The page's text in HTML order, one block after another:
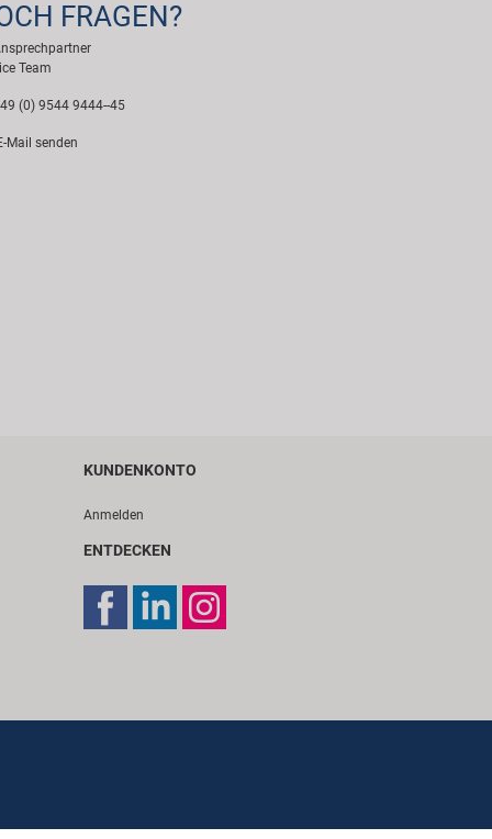
FRAGEN?
Team
(0) 9544 9444--45
Mail senden
KUNDENKONTO
Anmelden
ENTDECKEN